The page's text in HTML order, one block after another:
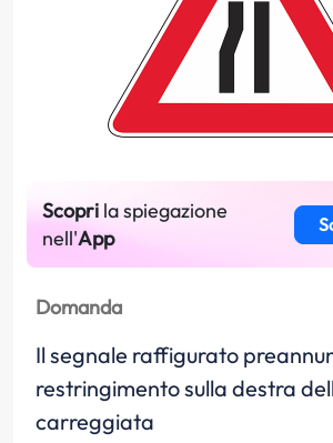
Scopri la spiegazione
nell'App
Domanda
Il segnale raffigurato
restringimento sulla destra
carreggiata